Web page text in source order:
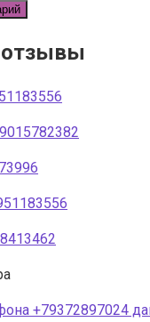
отзывы
9015782382
+79372897024